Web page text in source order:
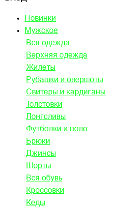
Новинки
Мужское
Вся одежда
Верхняя одежда
Жилеты
Рубашки и овершоты
Свитеры и кардиганы
Толстовки
Лонгсливы
Футболки и поло
Брюки
Джинсы
Шорты
Вся обувь
Кроссовки
Кеды